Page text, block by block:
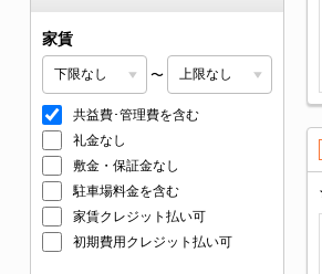
家賃
〜
共益費･管理費を含む
礼金なし
敷金・保証金なし
駐車場料金を含む
家賃クレジット払い可
初期費用クレジット払い可